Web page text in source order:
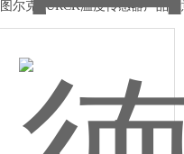
图尔克TURCK温度传感器产品